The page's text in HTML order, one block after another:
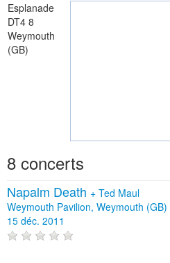
Esplanade
DT4 8
Weymouth
(GB)
8 concerts
Napalm Death + Ted Maul
Weymouth Pavilion, Weymouth (GB)
15 déc. 2011